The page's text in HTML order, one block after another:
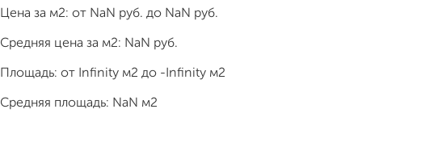
Цена за м2: от NaN руб. до NaN руб.
Средняя цена за м2: NaN руб.
Площадь: от Infinity м2 до -Infinity м2
Средняя площадь: NaN м2